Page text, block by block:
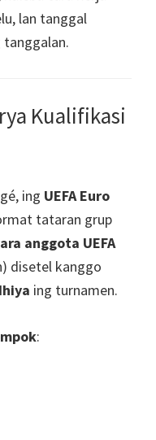
lan tanggal
Kualifikasi
ing UEFA Euro
tataran grup
anggota UEFA
disetel kanggo
ing turnamen.
: